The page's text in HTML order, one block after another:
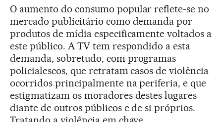
O aumento do consumo popular reflete-se no
mercado publicitário como demanda por
produtos de mídia especificamente voltados a
este público. A TV tem respondido a esta
demanda, sobretudo, com programas
policialescos, que retratam casos de violência
ocorridos principalmente na periferia, e que
estigmatizam os moradores destes lugares
diante de outros públicos e de si próprios.